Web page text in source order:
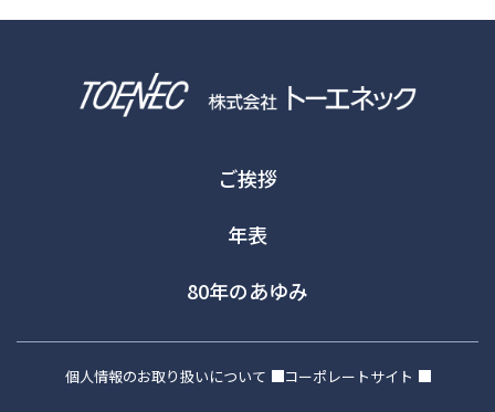
ご挨拶
年表
80年のあゆみ
個人情報のお取り扱いについて
コーポレートサイト